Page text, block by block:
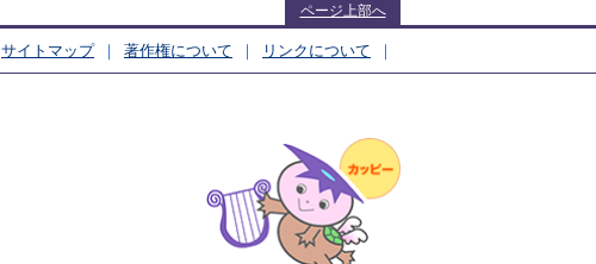
ページ上部へ
サイトマップ 著作権について リンクについて